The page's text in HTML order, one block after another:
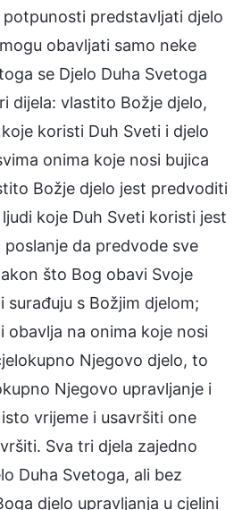
predstavljati djelo
obavljati samo neke
se Djelo Duha Svetoga
dijela: vlastito Božje djelo,
koristi Duh Sveti i djelo
onima koje nosi bujica
Božje djelo jest predvoditi
koje Duh Sveti koristi jest
da predvode sve
što Bog obavi Svoje
surađuju s Božjim djelom;
obavlja na onima koje nosi
Njegovo djelo, to
Njegovo upravljanje i
vrijeme i usavršiti one
Sva tri djela zajedno
Duha Svetoga, ali bez
djelo upravljanja u cjelini